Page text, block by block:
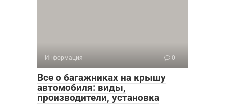
Информация 0
Все о багажниках на крышу
автомобиля: виды,
производители, установка